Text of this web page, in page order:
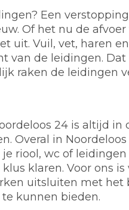
Een
Of het nu de
uit. Vuil, vet, haren
van de leidingen.
raken de leidingen
24 is altijd in
Overal in
riool, wc of
klaren. Voor ons
uitsluiten met het
kunnen bieden.